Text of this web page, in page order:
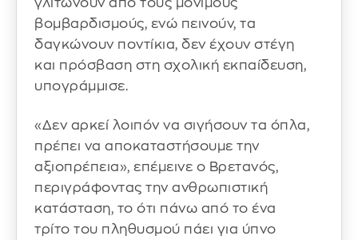
βομβαρδισμούς, ενώ πεινούν, τα
δαγκώνουν ποντίκια, δεν έχουν στέγη
και πρόσβαση στη σχολική εκπαίδευση,
υπογράμμισε.
«Δεν αρκεί λοιπόν να σιγήσουν τα όπλα,
πρέπει να αποκαταστήσουμε την
αξιοπρέπεια», επέμεινε ο Βρετανός,
περιγράφοντας την ανθρωπιστική
κατάσταση, το ότι πάνω από το ένα
τρίτο του πληθυσμού πάει για ύπνο